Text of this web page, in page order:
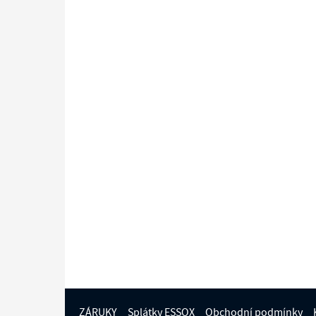
ZÁRUKY Splátky ESSOX Obchodní podmínky